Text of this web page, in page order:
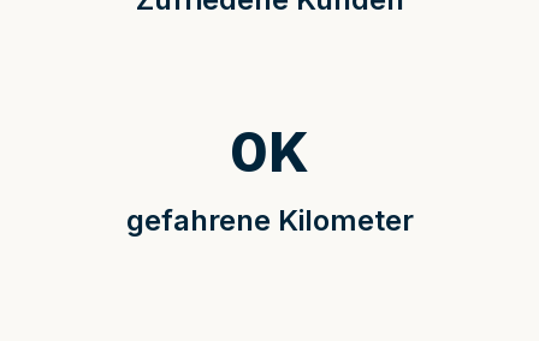
gefahrene Kilometer
0K